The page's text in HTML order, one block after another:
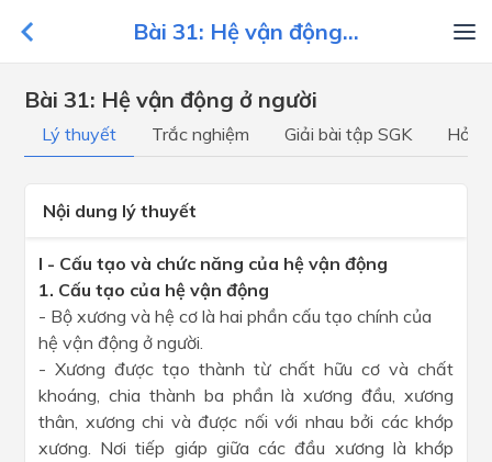
Bài 31: Hệ vận động...
Bài 31: Hệ vận động ở người
Lý thuyết Trắc nghiệm Giải bài tập SGK Hỏi
Nội dung lý thuyết
I - Cấu tạo và chức năng của hệ vận động
1. Cấu tạo của hệ vận động
- Bộ xương và hệ cơ là hai phần cấu tạo chính của
hệ vận động ở người.
- Xương được tạo thành từ chất hữu cơ và chất
khoáng, chia thành ba phần là xương đầu, xương
thân, xương chi và được nối với nhau bởi các khớp
xương. Nơi tiếp giáp giữa các đầu xương là khớp